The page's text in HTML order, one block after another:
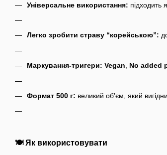
Універсальне використання: підходить
Легко зробити страву “корейською”:
Маркування-тригери: Vegan No added
Формат 500 г: великий об’єм, який
🍽️ Як використовувати